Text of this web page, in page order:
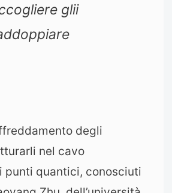
glii
degli
nel cavo
punti quantici, conosciuti